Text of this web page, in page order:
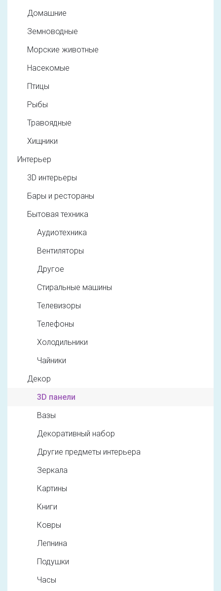
Домашние
Земноводные
Морские животные
Насекомые
Птицы
Рыбы
Травоядные
Хищники
Интерьер
3D интерьеры
Бары и рестораны
Бытовая техника
Аудиотехника
Вентиляторы
Другое
Стиральные машины
Телевизоры
Телефоны
Холодильники
Чайники
Декор
3D панели
Вазы
Декоративный набор
Другие предметы интерьера
Зеркала
Картины
Книги
Ковры
Лепнина
Подушки
Часы